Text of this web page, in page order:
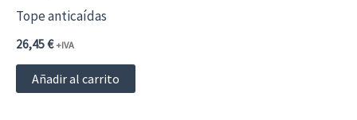
Tope anticaídas
26,45€ +IVA
Añadir al carrito